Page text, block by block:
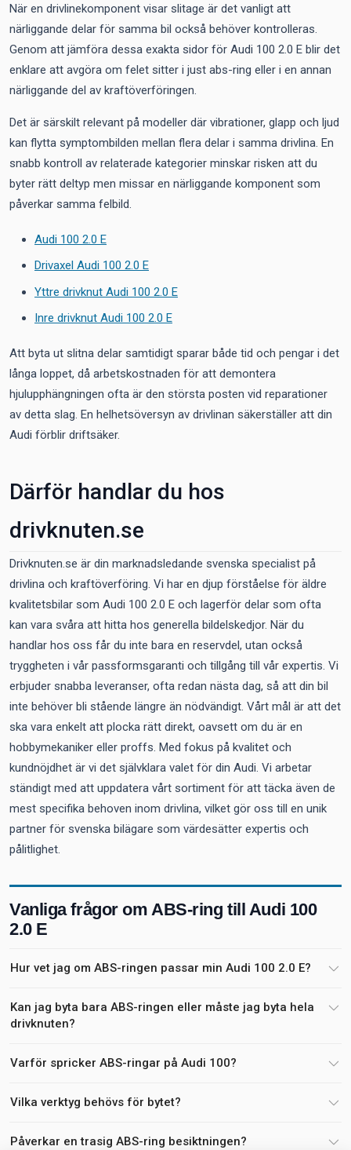
När en drivlinekomponent visar slitage är det vanligt att
närliggande delar för samma bil också behöver kontrolleras.
Genom att jämföra dessa exakta sidor för Audi 100 2.0 E blir det
enklare att avgöra om felet sitter i just abs-ring eller i en annan
närliggande del av kraftöverföringen.
Det är särskilt relevant på modeller där vibrationer, glapp och ljud
kan flytta symptombilden mellan flera delar i samma drivlina. En
snabb kontroll av relaterade kategorier minskar risken att du
byter rätt deltyp men missar en närliggande komponent som
påverkar samma felbild.
Audi 100 2.0 E
Drivaxel Audi 100 2.0 E
Yttre drivknut Audi 100 2.0 E
Inre drivknut Audi 100 2.0 E
Att byta ut slitna delar samtidigt sparar både tid och pengar i det
långa loppet, då arbetskostnaden för att demontera
hjulupphängningen ofta är den största posten vid reparationer
av detta slag. En helhetsöversyn av drivlinan säkerställer att din
Audi förblir driftsäker.
Därför handlar du hos
drivknuten.se
Drivknuten.se är din marknadsledande svenska specialist på
drivlina och kraftöverföring. Vi har en djup förståelse för äldre
kvalitetsbilar som Audi 100 2.0 E och lagerför delar som ofta
kan vara svåra att hitta hos generella bildelskedjor. När du
handlar hos oss får du inte bara en reservdel, utan också
tryggheten i vår passformsgaranti och tillgång till vår expertis. Vi
erbjuder snabba leveranser, ofta redan nästa dag, så att din bil
inte behöver bli stående längre än nödvändigt. Vårt mål är att det
ska vara enkelt att plocka rätt direkt, oavsett om du är en
hobbymekaniker eller proffs. Med fokus på kvalitet och
kundnöjdhet är vi det självklara valet för din Audi. Vi arbetar
ständigt med att uppdatera vårt sortiment för att täcka även de
mest specifika behoven inom drivlina, vilket gör oss till en unik
partner för svenska bilägare som värdesätter expertis och
pålitlighet.
Vanliga frågor om ABS-ring till Audi 100
2.0 E
Hur vet jag om ABS-ringen passar min Audi 100 2.0 E?
Kan jag byta bara ABS-ringen eller måste jag byta hela
drivknuten?
Varför spricker ABS-ringar på Audi 100?
Vilka verktyg behövs för bytet?
Påverkar en trasig ABS-ring besiktningen?